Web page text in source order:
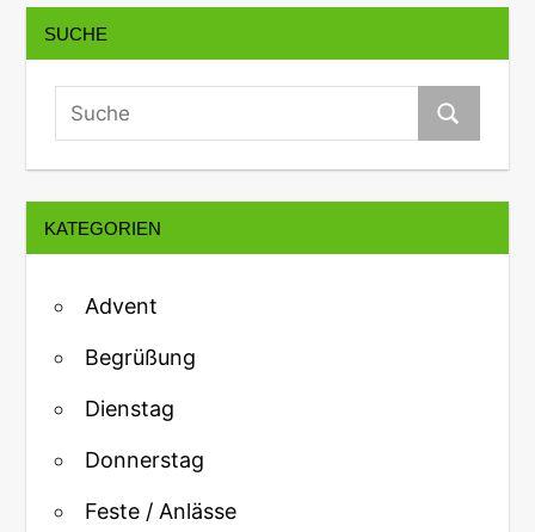
SUCHE
KATEGORIEN
Advent
Begrüßung
Dienstag
Donnerstag
Feste / Anlässe